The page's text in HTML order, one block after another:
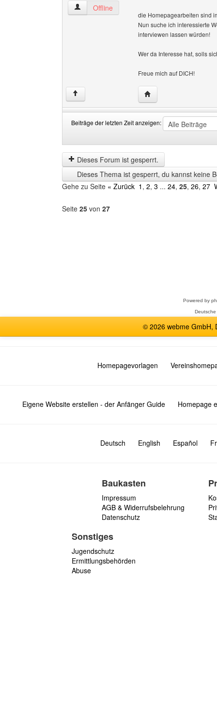
hpbk-interview Benutzer-Profile anzeigen
Offline
die Homepagearbeiten sind
Nun suche ich interessierte
interviewen lassen würden!
Wer da Interesse hat, solls
Freue mich auf DICH!
↑ Website dieses
Beiträge der letzten Zeit anzeigen:
der
letzten
Zeit
anzeigen
by
Dieses Forum ist gesperrt.
Dieses Thema ist gesperrt, du kannst keine
Gehe zu Seite « Zurück 1 , 2, 3 ... 24, 25, 26, 27
Seite 25 von 27
Powered by
© 2026 webme GmbH,
Homepagevorlagen
Eigene Website erstellen - der Anfänger Guide Homepage
Deutsch English Español
Baukasten
Impressum
AGB & Widerrufsbelehrung
Datenschutz
Sonstiges
Jugendschutz
Ermittlungsbehörden
Abuse